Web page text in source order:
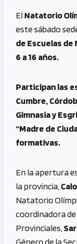
b
o
o
se
n
g
ElNatatorio
este sábado
de Escuelas
6 a 16 años.
Participan las
Cumbre,
Gimnasia y
“Madre de
formativas.
En la apertura
la provincia,
Natatorio
coordinadora
Provinciales,
Género de la